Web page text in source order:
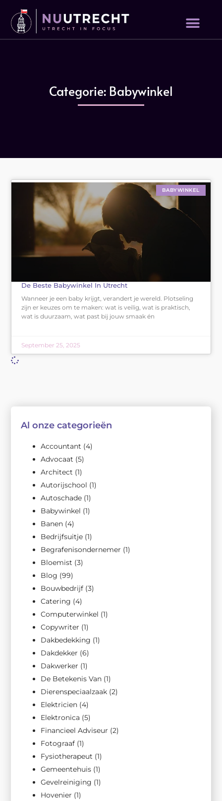
Categorie: Babywinkel
BABYWINKEL
De Beste Babywinkel In Utrecht
Wanneer je een baby krijgt, verandert je wereld. Plotseling
zijn er keuzes om te maken: wat is veilig, wat is praktisch,
wat is duurzaam, wat past bij jouw smaak én
September 25, 2025
Al onze categorieën
Accountant (4)
Advocaat (5)
Architect (1)
Autorijschool (1)
Autoschade (1)
Babywinkel (1)
Banen (4)
Bedrijfsuitje (1)
Begrafenisondernemer (1)
Bloemist (3)
Blog (99)
Bouwbedrijf (3)
Catering (4)
Computerwinkel (1)
Copywriter (1)
Dakbedekking (1)
Dakdekker (6)
Dakwerker (1)
De Betekenis Van (1)
Dierenspeciaalzaak (2)
Elektricien (4)
Elektronica (5)
Financieel Adviseur (2)
Fotograaf (1)
Fysiotherapeut (1)
Gemeentehuis (1)
Gevelreiniging (1)
Hovenier (1)